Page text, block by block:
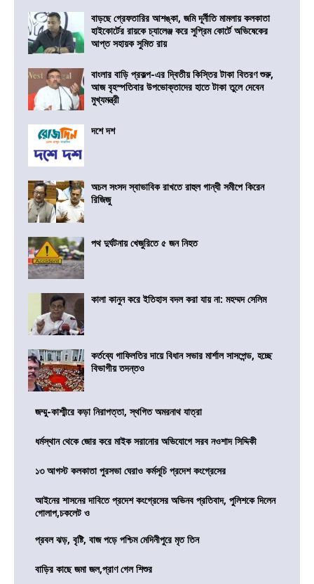
বাড়ছে গ্রেফতারির আশঙ্কা, জমি দূর্নীতি মামলায় কলকাতা
হাইকোর্টের রায়কে চ্যালেঞ্জ করে সুপ্রিম কোর্টে অভিষেকের
আপ্ত সহায়ক সুমিত রায়
বাংলার বাড়ি প্রকল্প-এর দ্বিতীয় কিস্তির টাকা বিতরণ শুরু,
আজ বৃহস্পতিবার উপভোক্তাদের হাতে টাকা তুলে দেবেন
মুখ্যমন্ত্রী
দশে দশ
অচল সংসদ স্বাভাবিক রাখতে রাহুল গান্ধী সমীপে কিরেন
রিজিজু
পথ দুর্ঘটনায় খেজুরিতে ৫ জন নিহত
কালা কানুন করে ইতিহাস বদল করা যায় না: মহম্মদ সেলিম
কর্তব্যে গাফিলতির দায়ে বিধান সভার মার্শাল সাসপেন্ড, হচ্ছে
বিভাগীয় তদন্তও
জম্মু-কাশ্মীরে কড়া নিরাপত্তা, স্থগিত অমরনাথ যাত্রা
ধর্মস্থান থেকে জোর করে মাইক সরানোর অভিযোগে সরব নওশাদ সিদ্দিকী
১৩ আগস্ট কলকাতা পুরসভা ঘেরাও কর্মসূচি প্রদেশ কংগ্রেসের
আইনের শাসনের দাবিতে প্রদেশ কংগ্রেসের অভিনব প্রতিবাদ, পুলিশকে দিলেন
গোলাপ,চকলেট ও
প্রবল ঝড়, বৃষ্টি, বাজ পড়ে পশ্চিম মেদিনীপুরে মৃত তিন
বাড়ির কাছে জমা জল,প্রাণ গেল শিশুর